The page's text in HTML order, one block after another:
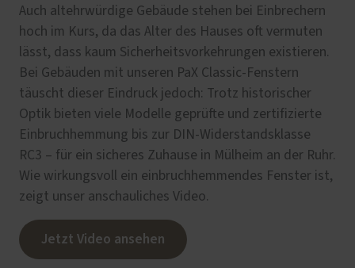
Auch altehrwürdige Gebäude stehen bei Einbrechern
hoch im Kurs, da das Alter des Hauses oft vermuten
lässt, dass kaum Sicherheitsvorkehrungen existieren.
Bei Gebäuden mit unseren PaX Classic-Fenstern
täuscht dieser Eindruck jedoch: Trotz historischer
Optik bieten viele Modelle geprüfte und zertifizierte
Einbruchhemmung bis zur DIN-Widerstandsklasse
RC3 – für ein sicheres Zuhause in Mülheim an der Ruhr.
Wie wirkungsvoll ein einbruchhemmendes Fenster ist,
zeigt unser anschauliches Video.
Jetzt Video ansehen